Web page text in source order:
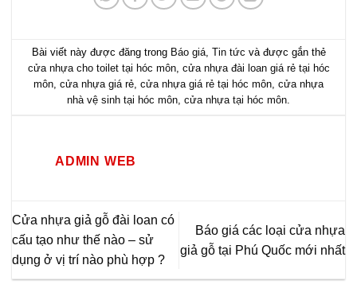
Bài viết này được đăng trong Báo giá, Tin tức và được gắn thẻ
cửa nhựa cho toilet tại hóc môn, cửa nhựa đài loan giá rẻ tại hóc
môn, cửa nhựa giá rẻ, cửa nhựa giá rẻ tại hóc môn, cửa nhựa
nhà vệ sinh tại hóc môn, cửa nhựa tại hóc môn.
ADMIN WEB
Cửa nhựa giả gỗ đài loan có
cấu tạo như thế nào – sử
dụng ở vị trí nào phù hợp ?
Báo giá các loại cửa nhựa
giả gỗ tại Phú Quốc mới nhất